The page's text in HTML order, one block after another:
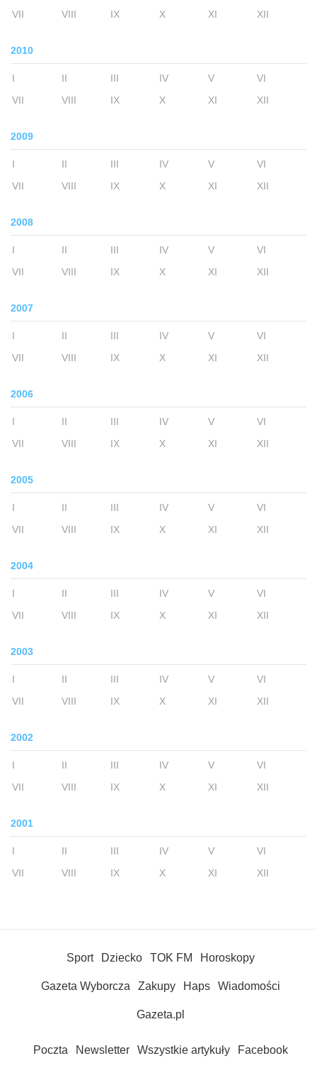
VII
VIII IX X XI XII
2010
I II III IV V
VI
VII
VIII IX X XI XII
2009
I II III IV V
VI
VII
VIII IX X XI XII
2008
I II III IV V
VI
VII
VIII IX X XI XII
2007
I II III IV V
VI
VII
VIII IX X XI XII
2006
I II III IV V
VI
VII
VIII IX X XI XII
2005
I II III IV V
VI
VII
VIII IX X XI XII
2004
I II III IV V
VI
VII
VIII IX X XI XII
2003
I II III IV V
VI
VII
VIII IX X XI XII
2002
I II III IV V
VI
VII
VIII IX X XI XII
2001
I II III IV V
VI
VII
VIII IX X XI XII
Sport Dziecko TOK FM Horoskopy
Gazeta Wyborcza Zakupy Haps Wiadomości
Gazeta.pl
Poczta Newsletter Wszystkie artykuły Facebook